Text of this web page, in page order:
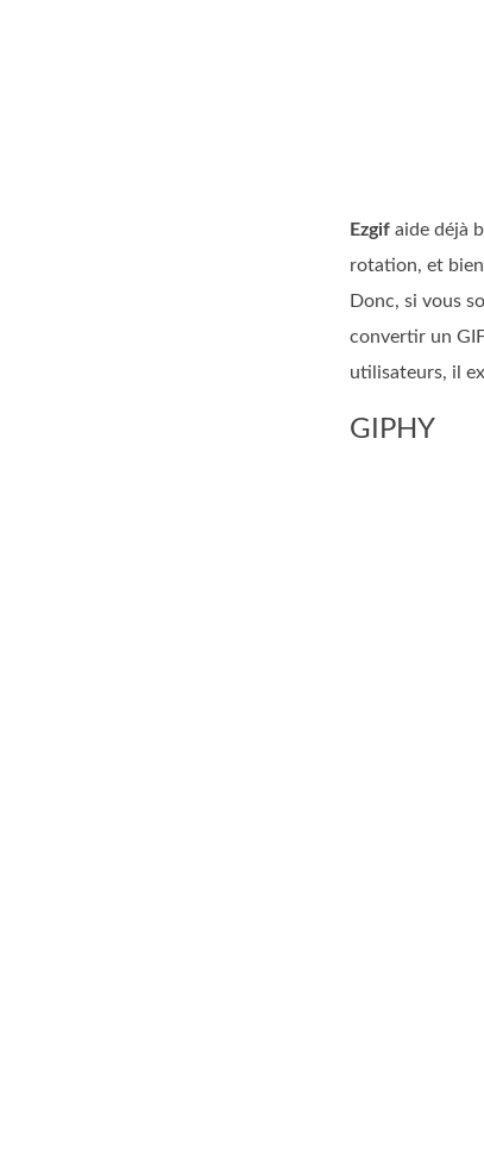
Ezgif aide déjà
rotation, et
Donc, si vous
convertir un
utilisateurs, il
GIPHY